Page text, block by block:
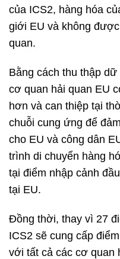
của ICS2, hàng hóa
giới EU và không
quan.
Bằng cách thu thập
cơ quan hải quan EU
hơn và can thiệp tại
chuỗi cung ứng để
cho EU và công dân
trình di chuyển hàng
tại điểm nhập cảnh
tại EU.
Đồng thời, thay vì 27
ICS2 sẽ cung cấp
với tất cả các cơ quan